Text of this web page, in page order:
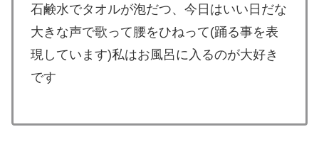
石鹸水でタオルが泡だつ、今日はいい日だな
大きな声で歌って腰をひねって(踊る事を表
現しています)私はお風呂に入るのが大好き
です